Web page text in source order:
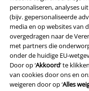
personaliseren, analyses
(bijv. gepersonaliseerde
media en op websites van
overgedragen naar de
met partners die
onder de huidige EU-
Door op ‘Akkoord’ te
van cookies door ons en
weigeren door op ‘Alles
Legal